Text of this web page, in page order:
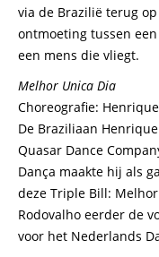
via de Brazilië terug
ontmoeting tussen
een mens die vliegt.
Melhor Unica Dia
Choreografie:
De Braziliaan
Quasar Dance
Dança maakte hij als
deze Triple Bill:
Rodovalho eerder de
voor het Nederlands